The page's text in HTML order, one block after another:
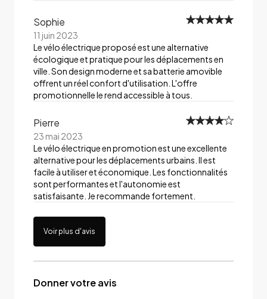
Sophie
11 juin 2023
Le vélo électrique proposé est une alternative
écologique et pratique pour les déplacements en
ville. Son design moderne et sa batterie amovible
offrent un réel confort d'utilisation. L'offre
promotionnelle le rend accessible à tous.
Pierre
23 mai 2023
Le vélo électrique en promotion est une excellente
alternative pour les déplacements urbains. Il est
facile à utiliser et économique. Les fonctionnalités
sont performantes et l'autonomie est
satisfaisante. Je recommande fortement.
Voir plus d'avis
Donner votre avis